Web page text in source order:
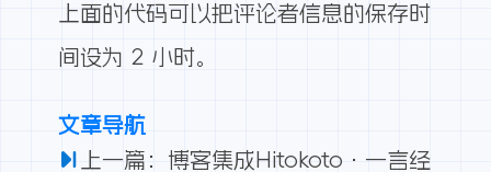
上面的代码可以把评论者信息的保存时
间设为 2 小时。
文章导航
上一篇：博客集成Hitokoto·一言经